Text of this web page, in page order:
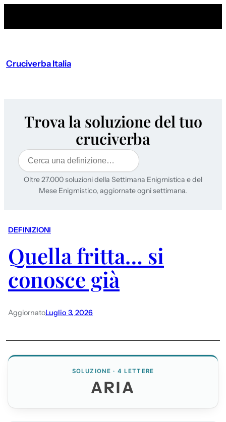
Cruciverba Italia
Trova la soluzione del tuo
cruciverba
Cerca
Oltre 27.000 soluzioni della Settimana Enigmistica e del
Mese Enigmistico, aggiornate ogni settimana.
DEFINIZIONI
Quella fritta… si
conosce già
AggiornatoLuglio 3, 2026
SOLUZIONE · 4 LETTERE
ARIA